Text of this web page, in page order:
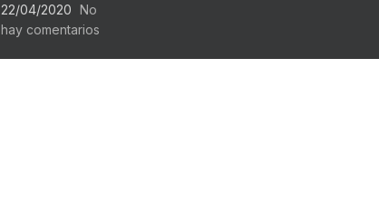
22/04/2020 No
hay comentarios